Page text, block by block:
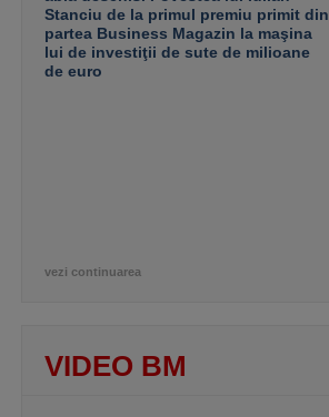
Stanciu de la primul premiu primit din
partea Business Magazin la maşina
lui de investiţii de sute de milioane
de euro
vezi continuarea
VIDEO BM